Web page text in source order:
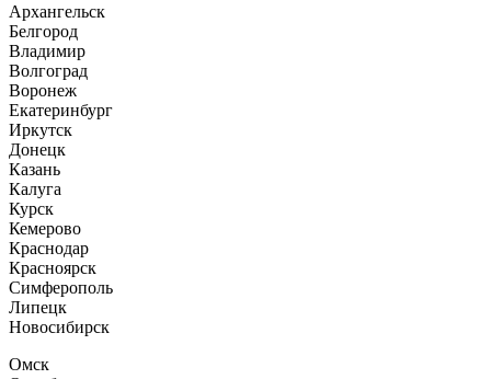
Архангельск
Белгород
Владимир
Волгоград
Воронеж
Екатеринбург
Иркутск
Донецк
Казань
Калуга
Курск
Кемерово
Краснодар
Красноярск
Симферополь
Липецк
Новосибирск
Омск